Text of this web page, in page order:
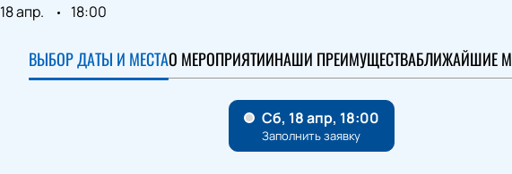
18 апр.
18:00
ВЫБОР ДАТЫ И МЕСТАО МЕРОПРИЯТИИНАШИ ПРЕИМУЩЕСТВАБЛИЖАЙШИЕ